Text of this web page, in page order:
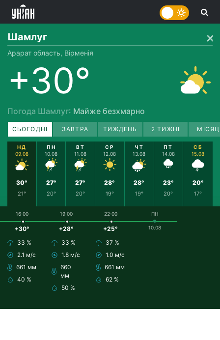
Шамлуг
Арарат область, Вірменія
+30°
Погода Шамлуг: Майже безхмарно
СЬОГОДНІ ЗАВТРА ТИЖДЕНЬ 2 ТИЖНІ
НД
09.08
30°
21°
ПН
10.08
27°
20°
ВТ
11.08
27°
20°
СР
12.08
28°
19°
ЧТ
13.08
28°
19°
ПТ
14.08
23°
20°
СБ
15.08
20°
17°
16:00
+30°
33 %
2.1 м/с
661 мм
40 %
19:00
+28°
33 %
1.8 м/с
660
мм
50 %
22:00
+25°
37 %
1.0 м/с
661 мм
62 %
ПН
10.08